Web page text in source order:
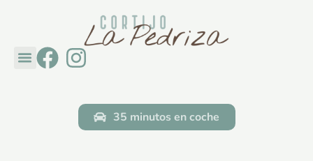
35 minutos en coche